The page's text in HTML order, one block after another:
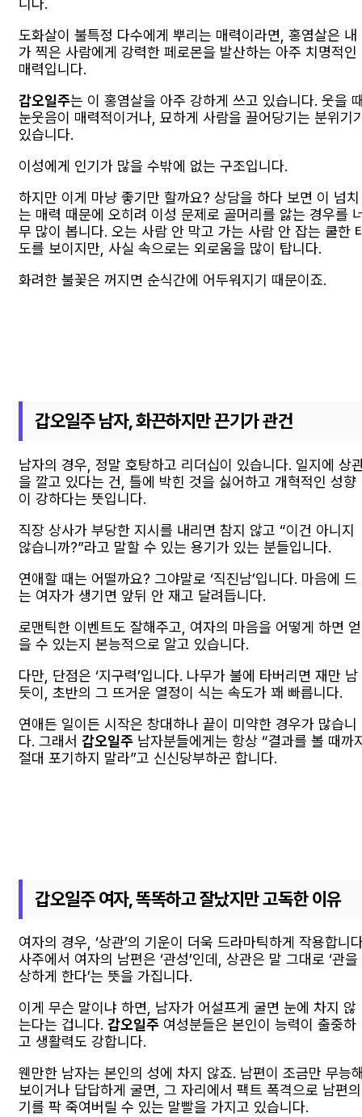
니다.
도화살이 불특정 다수에게 뿌리는 매력이라면, 홍염살은 내
가 찍은 사람에게 강력한 페로몬을 발산하는 아주 치명적인
매력입니다.
갑오일주는 이 홍염살을 아주 강하게 쓰고 있습니다. 웃을
눈웃음이 매력적이거나, 묘하게 사람을 끌어당기는 분위기
있습니다.
이성에게 인기가 많을 수밖에 없는 구조입니다.
하지만 이게 마냥 좋기만 할까요? 상담을 하다 보면 이 넘치
는 매력 때문에 오히려 이성 문제로 골머리를 앓는 경우를
무 많이 봅니다. 오는 사람 안 막고 가는 사람 안 잡는 쿨한
도를 보이지만, 사실 속으로는 외로움을 많이 탑니다.
화려한 불꽃은 꺼지면 순식간에 어두워지기 때문이죠.
갑오일주 남자, 화끈하지만 끈기가 관건
남자의 경우, 정말 호탕하고 리더십이 있습니다. 일지에 상
을 깔고 있다는 건, 틀에 박힌 것을 싫어하고 개혁적인 성향
이 강하다는 뜻입니다.
직장 상사가 부당한 지시를 내리면 참지 않고 “이건 아니지
않습니까?”라고 말할 수 있는 용기가 있는 분들입니다.
연애할 때는 어떨까요? 그야말로 ‘직진남’입니다. 마음에 드
는 여자가 생기면 앞뒤 안 재고 달려듭니다.
로맨틱한 이벤트도 잘해주고, 여자의 마음을 어떻게 하면 얻
을 수 있는지 본능적으로 알고 있습니다.
다만, 단점은 ‘지구력’입니다. 나무가 불에 타버리면 재만 남
듯이, 초반의 그 뜨거운 열정이 식는 속도가 꽤 빠릅니다.
연애든 일이든 시작은 창대하나 끝이 미약한 경우가 많습니
다. 그래서 갑오일주 남자분들에게는 항상 “결과를 볼 때까
절대 포기하지 말라”고 신신당부하곤 합니다.
갑오일주 여자, 똑똑하고 잘났지만 고독한 이유
여자의 경우, ‘상관’의 기운이 더욱 드라마틱하게 작용합니
사주에서 여자의 남편은 ‘관성’인데, 상관은 말 그대로 ‘관을
상하게 한다’는 뜻을 가집니다.
이게 무슨 말이냐 하면, 남자가 어설프게 굴면 눈에 차지 않
는다는 겁니다. 갑오일주 여성분들은 본인이 능력이 출중하
고 생활력도 강합니다.
웬만한 남자는 본인의 성에 차지 않죠. 남편이 조금만 무능
보이거나 답답하게 굴면, 그 자리에서 팩트 폭격으로 남편의
기를 팍 죽여버릴 수 있는 말빨을 가지고 있습니다.